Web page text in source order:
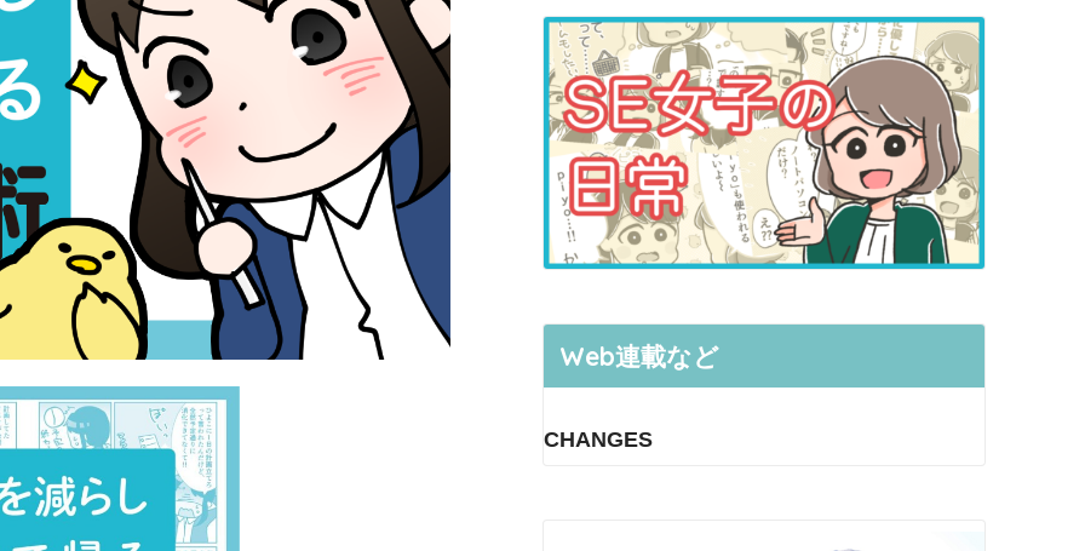
Web連載など
CHANGES